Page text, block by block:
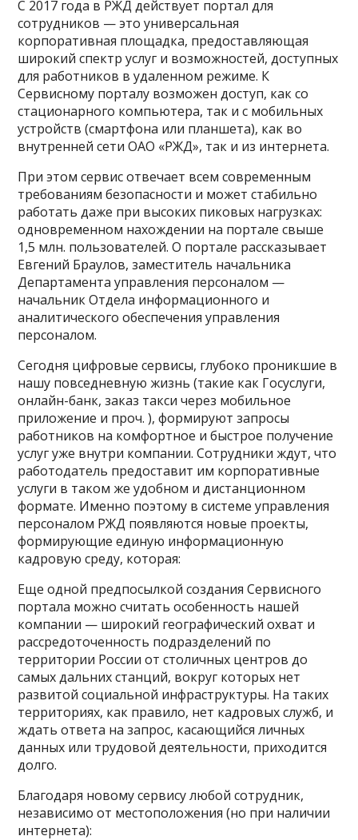
С 2017 года в РЖД действует портал для
сотрудников — это универсальная
корпоративная площадка, предоставляющая
широкий спектр услуг и возможностей, доступных
для работников в удаленном режиме. К
Сервисному порталу возможен доступ, как со
стационарного компьютера, так и с мобильных
устройств (смартфона или планшета), как во
внутренней сети ОАО «РЖД», так и из интернета.
При этом сервис отвечает всем современным
требованиям безопасности и может стабильно
работать даже при высоких пиковых нагрузках:
одновременном нахождении на портале свыше
1,5 млн. пользователей. О портале рассказывает
Евгений Браулов, заместитель начальника
Департамента управления персоналом —
начальник Отдела информационного и
аналитического обеспечения управления
персоналом.
Сегодня цифровые сервисы, глубоко проникшие в
нашу повседневную жизнь (такие как Госуслуги,
онлайн-банк, заказ такси через мобильное
приложение и проч. ), формируют запросы
работников на комфортное и быстрое получение
услуг уже внутри компании. Сотрудники ждут, что
работодатель предоставит им корпоративные
услуги в таком же удобном и дистанционном
формате. Именно поэтому в системе управления
персоналом РЖД появляются новые проекты,
формирующие единую информационную
кадровую среду, которая:
Еще одной предпосылкой создания Сервисного
портала можно считать особенность нашей
компании — широкий географический охват и
рассредоточенность подразделений по
территории России от столичных центров до
самых дальних станций, вокруг которых нет
развитой социальной инфраструктуры. На таких
территориях, как правило, нет кадровых служб, и
ждать ответа на запрос, касающийся личных
данных или трудовой деятельности, приходится
долго.
Благодаря новому сервису любой сотрудник,
независимо от местоположения (но при наличии
интернета):